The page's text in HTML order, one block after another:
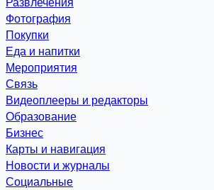
Фотография
Покупки
Еда и напитки
Мероприятия
Связь
Видеоплееры и редакторы
Образование
Бизнес
Карты и навигация
Новости и журналы
Социальные